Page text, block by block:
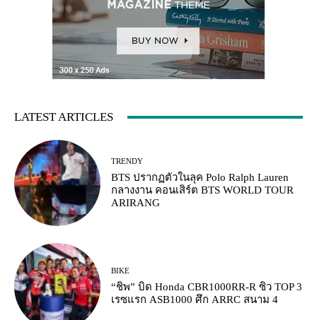
LATEST ARTICLES
TRENDY
BTS ปรากฏตัวในลุค Polo Ralph Lauren
กลางงาน คอนเสิร์ต BTS WORLD TOUR
ARIRANG
BIKE
“ชิพ” บิด Honda CBR1000RR-R ซิว TOP 3
เรซแรก ASB1000 ศึก ARRC สนาม 4